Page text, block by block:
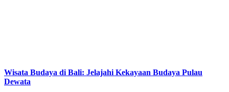
Wisata Budaya di Bali: Jelajahi Kekayaan Budaya Pulau
Dewata